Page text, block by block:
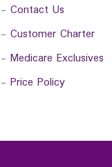
- Contact Us
- Customer Charter
- Medicare Exclusives
- Price Policy